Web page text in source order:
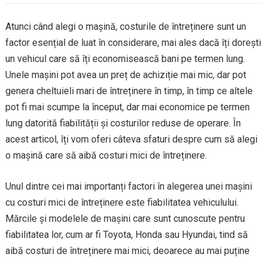
Atunci când alegi o mașină, costurile de întreținere sunt un
factor esențial de luat în considerare, mai ales dacă îți dorești
un vehicul care să îți economisească bani pe termen lung.
Unele mașini pot avea un preț de achiziție mai mic, dar pot
genera cheltuieli mari de întreținere în timp, în timp ce altele
pot fi mai scumpe la început, dar mai economice pe termen
lung datorită fiabilității și costurilor reduse de operare. În
acest articol, îți vom oferi câteva sfaturi despre cum să alegi
o mașină care să aibă costuri mici de întreținere.
Unul dintre cei mai importanți factori în alegerea unei mașini
cu costuri mici de întreținere este fiabilitatea vehiculului.
Mărcile și modelele de mașini care sunt cunoscute pentru
fiabilitatea lor, cum ar fi Toyota, Honda sau Hyundai, tind să
aibă costuri de întreținere mai mici, deoarece au mai puține